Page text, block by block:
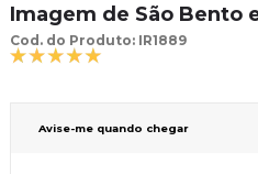
Imagem de São Bento
Cod. do Produto: IR1889
Avise-me quando chegar